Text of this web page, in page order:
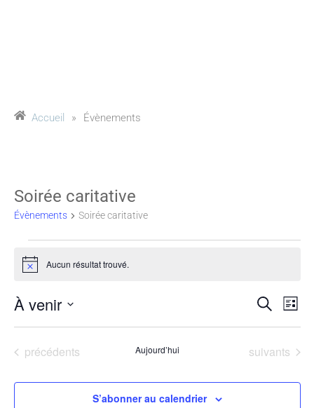
Accueil » Évènements
Soirée caritative
Évènements Soirée caritative
Notice Aucun résultat trouvé.
et
de
Recherche
de
Liste
À venir
date.Évènements
précédents Aujourd’hui Évènements
suivants
S’abonner au calendrier